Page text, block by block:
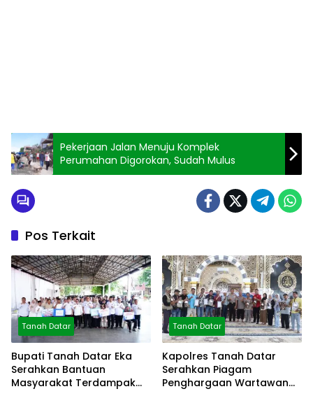
Pekerjaan Jalan Menuju Komplek
Perumahan Digorokan, Sudah Mulus
Pos Terkait
Tanah Datar
Bupati Tanah Datar Eka
Serahkan Bantuan
Masyarakat Terdampak
Tanah Datar
Kapolres Tanah Datar
Serahkan Piagam
Penghargaan Wartawan